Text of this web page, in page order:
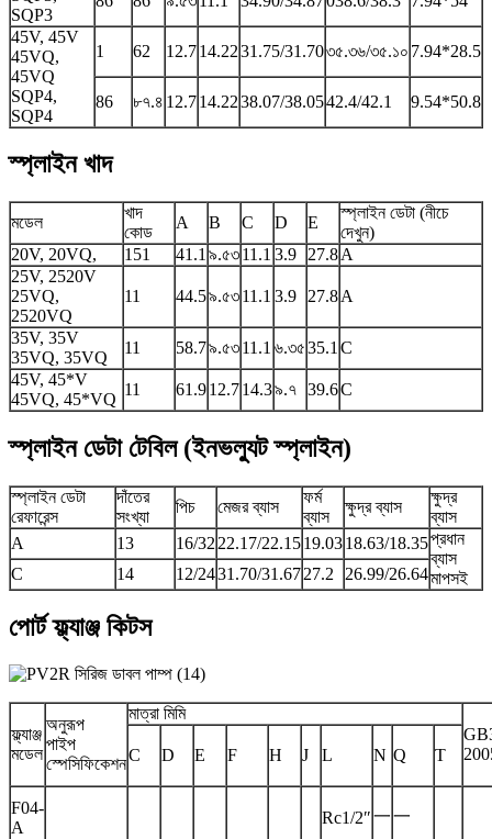
SQP3
45V, 45V
45VQ,
45VQ
SQP4,
SQP4
1 62 12.714.2231.75/31.70৩৫.৩৬/৩৫.১০ 7.94*28.5
86 ৮৭.৪ 12.714.2238.07/38.0542.4/42.1 9.54*50.8
স্প্লাইন খাদ
মডেল
খাদ
কোড
A B C D E
স্প্লাইন ডেটা (নীচে
দেখুন)
20V, 20VQ,
151 41.1 ৯.৫৩11.1 3.9 27.8A
25V, 2520V
25VQ,
2520VQ
11 44.5৯.৫৩11.1 3.9 27.8A
35V, 35V
35VQ, 35VQ
11 58.7৯.৫৩11.1 ৬.৩৫35.1 C
45V, 45*V
45VQ, 45*VQ
11 61.912.714.3৯.৭ 39.6C
স্প্লাইন ডেটা টেবিল (ইনভল্যুট স্প্লাইন)
স্প্লাইন ডেটা
রেফারেন্স
দাঁতের
সংখ্যা
পিচ মেজর ব্যাস
ফর্ম
ব্যাস
ক্ষুদ্র ব্যাস
ক্ষুদ্র
ব্যাস
A
13 16/32 22.17/22.1519.0318.63/18.35প্রধান
ব্যাস
মাপসই
C 14 12/2431.70/31.6727.2 26.99/26.64
পোর্ট ফ্ল্যাঞ্জ কিটস
ফ্ল্যাঞ্জ
মডেল
অনুরূপ
পাইপ
স্পেসিফিকেশন
মাত্রা মিমি
C D E F H J L N Q T
F04-
A
Rc1/2″一一